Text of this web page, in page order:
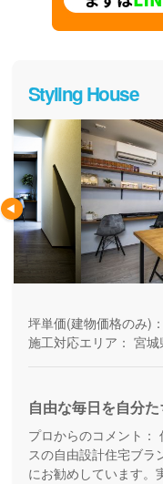
Styling House
坪単価(建物価格のみ)：
施工対応エリア： 宮城
自由な毎日を自分た
プロからのコメント：
スの自由設計住宅ブラ
にお勧めしています。